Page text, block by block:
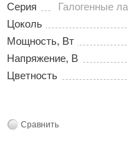
Серия
Галогенные
Цоколь
Мощность, Вт
Напряжение, В
Цветность
Сравнить